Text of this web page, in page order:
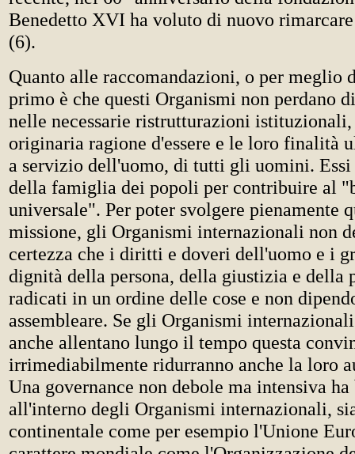
Benedetto XVI ha voluto di nuovo
(6).
Quanto alle raccomandazioni, o per meglio
primo è che questi Organismi non perdano
nelle necessarie ristrutturazioni
originaria ragione d'essere e le loro finalità
a servizio dell'uomo, di tutti gli uomini. Essi
della famiglia dei popoli per contribuire al
universale". Per poter svolgere pienamente
missione, gli Organismi internazionali non
certezza che i diritti e doveri dell'uomo e i
dignità della persona, della giustizia e della
radicati in un ordine delle cose e non
assembleare. Se gli Organismi
anche allentano lungo il tempo questa
irrimediabilmente ridurranno anche la loro
Una governance non debole ma intensiva ha
all'interno degli Organismi internazionali,
continentale come per esempio l'Unione